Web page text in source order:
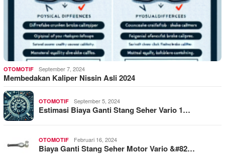
OTOMOTIF September 7, 2024
Membedakan Kaliper Nissin Asli 2024
OTOMOTIF September 5, 2024
Estimasi Biaya Ganti Stang Seher Vario 1…
OTOMOTIF Februari 16, 2024
Biaya Ganti Stang Seher Motor Vario &#82…